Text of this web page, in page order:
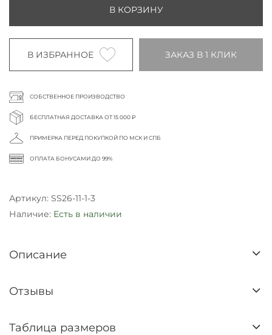
В КОРЗИНУ
В ИЗБРАННОЕ ЗАКАЗ В 1 КЛИК
СОБСТВЕННОЕ ПРОИЗВОДСТВО
БЕСПЛАТНАЯ ДОСТАВКА ОТ 15 000 ₽
ПРИМЕРКА ПЕРЕД ПОКУПКОЙ ПО МСК И СПБ
ОПЛАТА БОНУСАМИ ДО 99%
Артикул: SS26-11-1-3
Наличие: Есть в наличии
Описание
Отзывы
Таблица размеров